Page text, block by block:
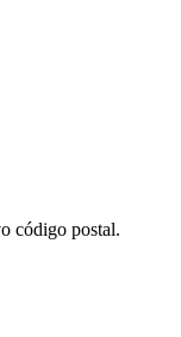
código postal.